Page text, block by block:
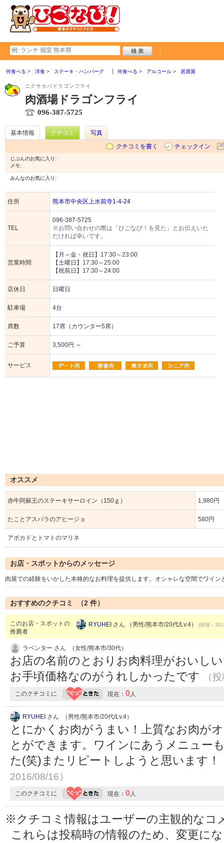
何食べる 洋食 ステーキ・ハンバーグ 何食べる アルコール 居酒屋
ニクサカバドラゴンフライ
肉酒場ドラゴンフライ
096-387-5725
基本情報 クチコミ
写真
クチコミを書く
チェックイン
じぶんのお気に入り:
メモ:
みんなのお気に入り:
住所 熊本市中央区上水前寺1-4-24
TEL
096-387-5725
※お問い合わせの際は「ひごなび！を見た」とお伝えいた
だければ幸いです。
営業時間
【月～金・祝日】17:30～23:00
【土曜日】17:30～25:00
【祝前日】17:30～24:00
店休日 日曜日
駐車場 4台
席数 17席（カウンター5席）
ご予算 3,500円 ～
サービス
オススメ
赤牛阿蘇王のステーキサーロイン（150ｇ） 1,980円
たことアスパラのアヒージョ 580円
アボカドとトマトのマリネ
お店・スポットからのメッセージ
肉屋での経験をいかした本格的なお料理を提供します。オシャレな空間でワイン
おすすめのクチコミ （2 件）
このお店・スポットの
推薦者
RYUHEI さん （男性/熊本市/20代/Lv.4） (投稿：
ラベンター さん （女性/熊本市/30代）
お店の名前のとおりお肉料理がおいし
お手頃価格なのがうれしかったです
（
このクチコミに 現在： 0人
RYUHEI さん （男性/熊本市/20代/Lv.4）
とにかくお肉がうまい！上質なお肉が
とができます。ワインにあうメニュー
た(笑)またリピートしようと思います！
2016/08/16）
このクチコミに 現在： 0人
※クチコミ情報はユーザーの主観的なコ
これらは投稿時の情報のため、変更に